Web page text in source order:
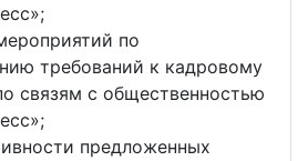
по
требований к кадровому
связям с общественностью
предложенных